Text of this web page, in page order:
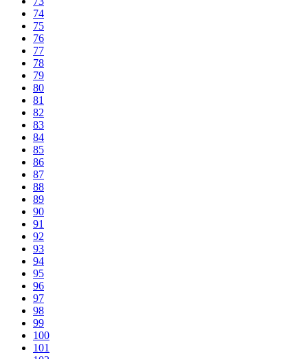
74
75
76
77
78
79
80
81
82
83
84
85
86
87
88
89
90
91
92
93
94
95
96
97
98
99
100
101